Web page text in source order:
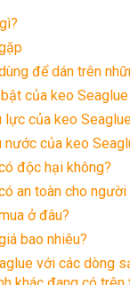
để dán trên
của keo Seaglue
lực của keo
nước của keo
độc hại không?
an toàn cho
ở đâu?
bao nhiêu?
với các dòng